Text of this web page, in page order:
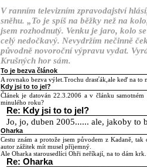
V ranním televizním zpravodajství
sněhu. „To je spíš na běžky než na
jsem rozhodnutý. Venku je jaro, kolo
celý nedočkavý. Nevydržím nečinně
původně novoroční výpravu vydat.
Krušných hor sám.
To je bezva článok
A rovnako bezva výlet.Trochu drasťák,ale keď na to
Kdy jsi to to jel?
Článek je datován 22.3.2006 a v článku
minulého roku?
Re: Kdy jsi to to jel?
Jo, jo, duben 2005...... ale, jakoby to
Oharka
Cestu znám a protože jsem původem z Kadaně,
autor zážitek mít musel příjemný.
Ale Oharka starousedlíci Ohři neříkají, na to dám krk.
Re: Oharka